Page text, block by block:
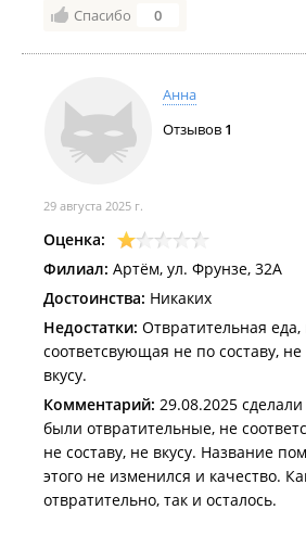
Спасибо 0
Анна
Отзывов 1
29 августа 2025 г.
Оценка:
Филиал: Артём, ул. Фрунзе, 32А
Достоинства: Никаких
Недостатки: Отвратительная еда,
соответсвующая не по составу,
вкусу.
Комментарий: 29.08.2025
были отвратительные, не
не составу, не вкусу. Название
этого не изменился и качество.
отвратительно, так и осталось.